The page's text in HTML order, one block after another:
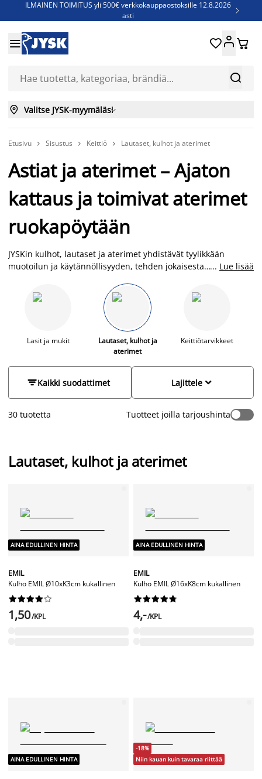
ILMAINEN TOIMITUS yli 500€ verkkokauppaostoksille 12.8.2026
asti

Jenkkisänkyjä - Säästä jopa 60%


 
 Valitse JYSK-myymäläsi
Etusivu  Sisustus  Keittiö  Lautaset, kulhot ja aterimet
Astiat ja aterimet – Ajaton
kattaus ja toimivat aterimet
ruokapöytään
JYSKin kulhot, lautaset ja aterimet yhdistävät tyylikkään
muotoilun ja käytännöllisyyden, tehden jokaisesta
ajattomat astiat ja aterinsetin, jotka sopivat niin arjen
ruokailuhetkiin kuin juhlavampaan kattaukseen. Olipa
kyseessä kiireinen aamupala tai illallinen ystävien kanssa,
huolella valitut materiaalit ja selkeä design tuovat pöytään
yhtenäisen ja viimeistellyn ilmeen sekä täydentävät keittiön ja
... Lue lisää
Lasit ja mukit
Lautaset, kulhot ja
aterimet
Keittiötarvikkeet
Kaikki suodattimet 
Lajittele
30 tuotetta Tuotteet joilla tarjoushinta
Lautaset, kulhot ja aterimet
AINA EDULLINEN HINTA
EMIL
Kulho EMIL Ø10xK3cm kukallinen






1,50/KPL
AINA EDULLINEN HINTA
EMIL
Kulho EMIL Ø16xK8cm kukallinen






4,-/KPL
AINA EDULLINEN HINTA
-18%
Niin kauan kuin tavaraa riittää